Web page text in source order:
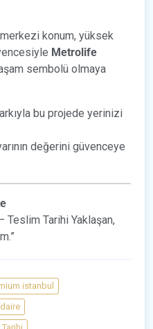
konum, yüksek
Metrolife
sembolü olmaya
bu projede yerinizi
değerini güvenceye
Tarihi Yaklaşan,
istanbul